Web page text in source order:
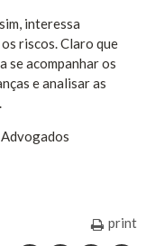
interessa
riscos. Claro que
se acompanhar os
e analisar as
print